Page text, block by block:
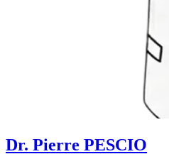
Dr. Pierre PESCIO